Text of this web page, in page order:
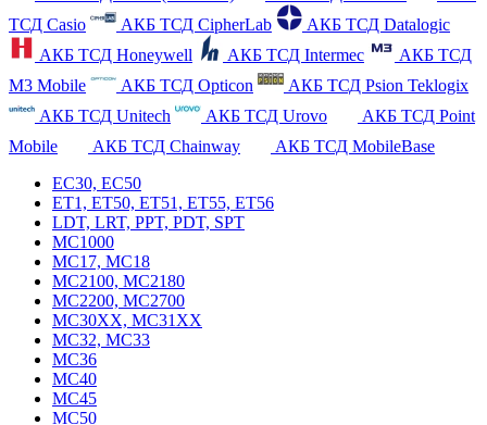
ТСД Casio
АКБ ТСД CipherLab
АКБ ТСД Datalogic
АКБ ТСД Honeywell
АКБ ТСД Intermec
АКБ ТСД
M3 Mobile
АКБ ТСД Opticon
АКБ ТСД Psion Teklogix
АКБ ТСД Unitech
АКБ ТСД Urovo
АКБ ТСД Point
Mobile
АКБ ТСД Chainway
АКБ ТСД MobileBase
EC30, EC50
ET1, ET50, ET51, ET55, ET56
LDT, LRT, PPT, PDT, SPT
MC1000
MC17, MC18
MC2100, MC2180
MC2200, MC2700
MC30XX, MC31XX
MC32, MC33
MC36
MC40
MC45
MC50